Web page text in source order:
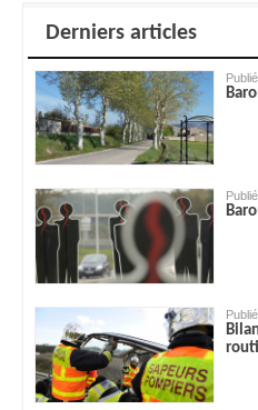
Derniers articles